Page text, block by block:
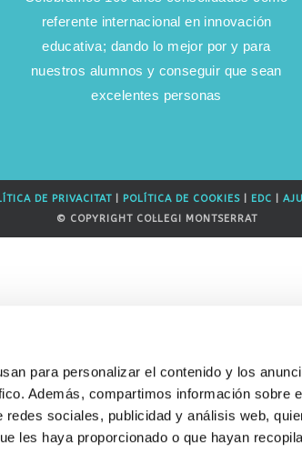
para personalizar el contenido y los
Además, compartimos información sobre
sociales, publicidad y análisis web,
les haya proporcionado o que hayan
referente internacional en innovación
educativa; dando lo mejor por y para
nuestros alumnos y conseguir que sean
excelentes personas
DE PRIVACITAT| POLÍTICA DE COOKIES| EDC
© COPYRIGHT COL·LEGI MONTSERRAT